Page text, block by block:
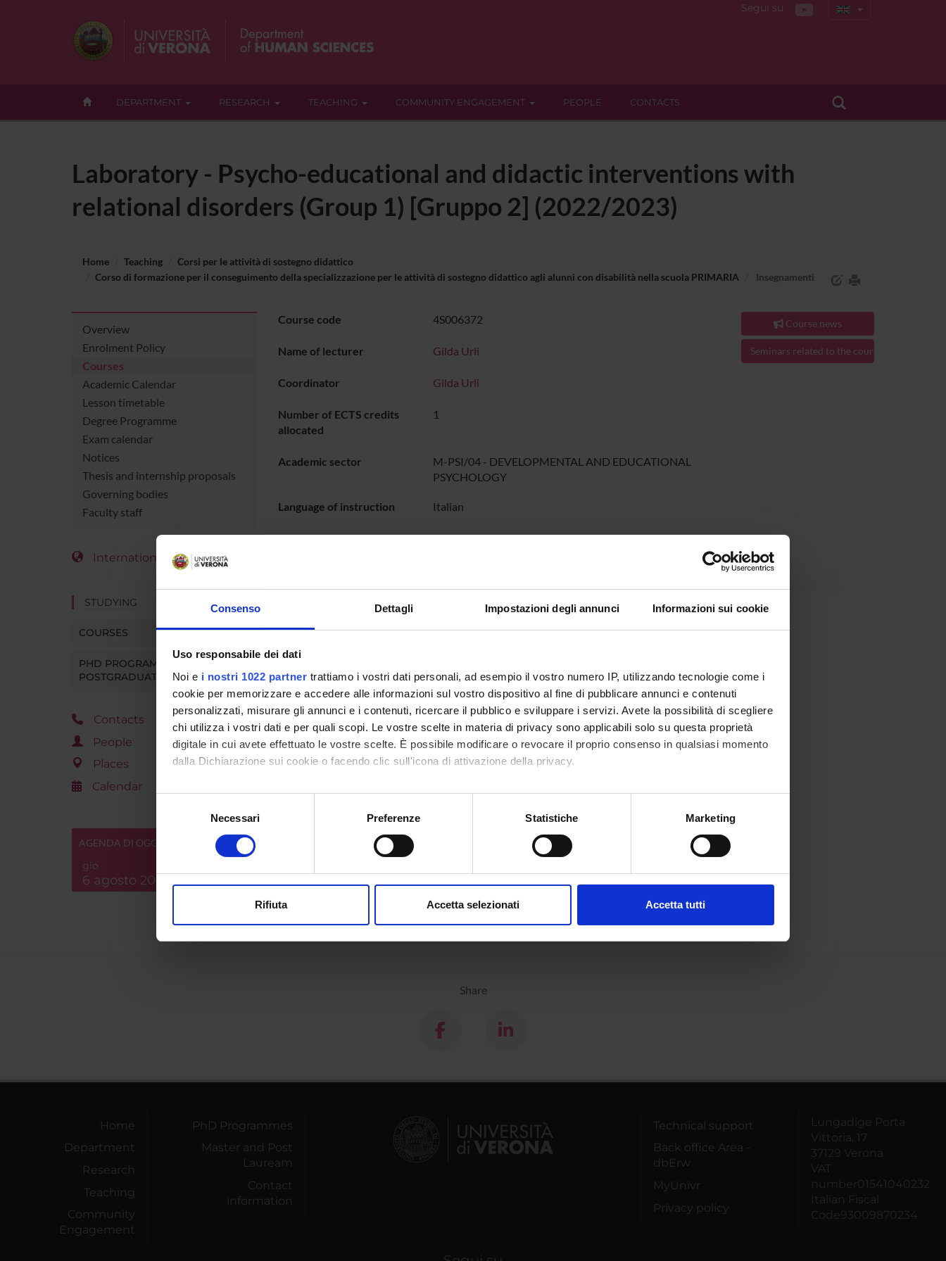
Consenso Dettagli Impostazioni degli annunci Informazioni sui cookie
Uso responsabile dei dati
Noi e i nostri 1022 partner trattiamo i vostri dati personali, ad esempio il vostro numero IP, utilizzando tecnologie come i
cookie per memorizzare e accedere alle informazioni sul vostro dispositivo al fine di pubblicare annunci e contenuti
personalizzati, misurare gli annunci e i contenuti, ricercare il pubblico e sviluppare i servizi. Avete la possibilità di scegliere
chi utilizza i vostri dati e per quali scopi. Le vostre scelte in materia di privacy sono applicabili solo su questa proprietà
digitale in cui avete effettuato le vostre scelte. È possibile modificare o revocare il proprio consenso in qualsiasi momento
dalla Dichiarazione sui cookie o facendo clic sull'icona di attivazione della privacy.
Con il tuo consenso, vorremmo anche:
raccogliere informazioni sulla tua posizione geografica, con un'approssimazione di qualche metro,
digitali).
modificare o ritirare il tuo consenso in qualsiasi momento dalla Dichiarazione sui cookie.
Necessari Preferenze Statistiche Marketing
Rifiuta Accetta selezionati Accetta tutti
Segui su
DEPARTMENT RESEARCH TEACHING COMMUNITY ENGAGEMENT PEOPLE CONTACTS
Laboratory - Psycho-educational and didactic interventions with
relational disorders (Group 1) [Gruppo 2] (2022/2023)
Home Teaching
Corsi per le attività di sostegno didattico
Corso di formazione per il conseguimento della specializzazione per le attività di sostegno didattico agli alunni con disabilità nella scuola PRIMARIA
Insegnamenti
Overview
Enrolment Policy
Courses
Academic Calendar
Lesson timetable
Degree Programme
Exam calendar
Notices
Thesis and internship proposals
Governing bodies
Faculty staff
International Students
STUDYING
COURSES
PHD PROGRAMMES AND
POSTGRADUATE TRAINING
Contacts
People
Places
Calendar
AGENDA DI OGGI
gio
6 agosto 2026
Course code 4S006372
Name of lecturer Gilda Urli
Coordinator Gilda Urli
Number of ECTS credits
allocated
1
Academic sector
M-PSI/04 - DEVELOPMENTAL AND EDUCATIONAL
PSYCHOLOGY
Language of instruction Italian
Period PERIODOdal Oct 13, 2023 al Jun 30, 2024.
Course news
Seminars related to the course
Go to lesson schedule
Share
Home
Department
Research
Teaching
Community
Engagement
PhD Programmes
Master and Post
Lauream
Contact
information
Technical support
Back office Area -
dbErw
MyUnivr
Privacy policy
Lungadige Porta
Vittoria, 17
37129 Verona
VAT
number01541040232
Italian Fiscal
Code93009870234